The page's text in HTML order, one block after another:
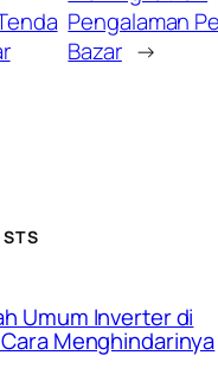
Pengalaman
Bazar →
Umum Inverter di
Menghindarinya